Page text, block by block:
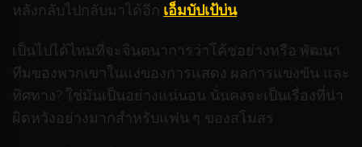
หลังกลับไปกลับมาได้อีก เอ็มบัปเป้บ่น
เป็นไปได้ไหมที่จะจินตนาการว่าโค้ชอย่างหรือ พัฒนา
ทีมของพวกเขาในแง่ของการแสดง ผลการแข่งขัน และ
ทิศทาง? ใช่มันเป็นอย่างแน่นอน นั่นคงจะเป็นเรื่องที่น่า
ผิดหวังอย่างมากสำหรับแฟน ๆ ของสโมสร